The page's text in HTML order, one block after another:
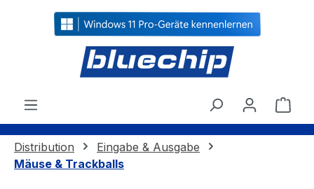
springen
Distribution
Eingabe & Ausgabe
Mäuse & Trackballs